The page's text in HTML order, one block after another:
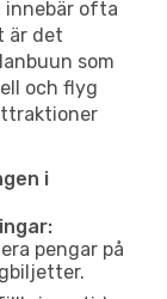
innebär ofta
är det
som
och flyg
i
pengar på